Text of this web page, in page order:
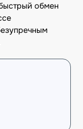
обмен